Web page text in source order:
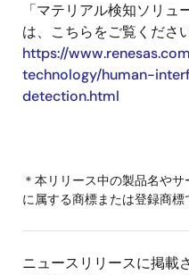
「マテリアル検知ソリ
は、こちらをご覧ください
https://
technology/human-
detection.html
＊本リリース中の製品名や
に属する商標または登録商標
ニュースリリースに掲載